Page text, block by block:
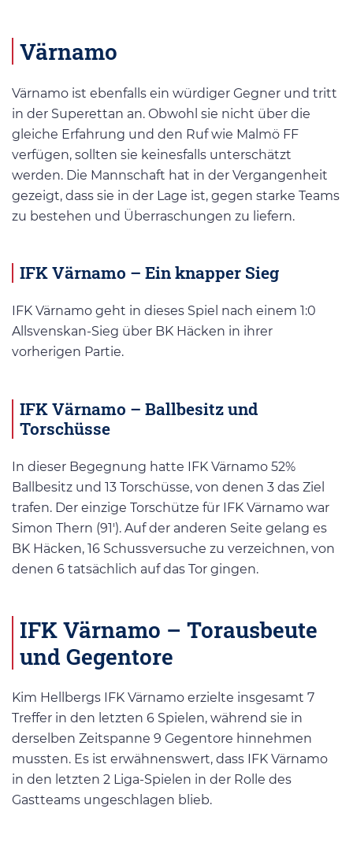
Värnamo
Värnamo ist ebenfalls ein würdiger Gegner und tritt
in der Superettan an. Obwohl sie nicht über die
gleiche Erfahrung und den Ruf wie Malmö FF
verfügen, sollten sie keinesfalls unterschätzt
werden. Die Mannschaft hat in der Vergangenheit
gezeigt, dass sie in der Lage ist, gegen starke Teams
zu bestehen und Überraschungen zu liefern.
IFK Värnamo – Ein knapper Sieg
IFK Värnamo geht in dieses Spiel nach einem 1:0
Allsvenskan-Sieg über BK Häcken in ihrer
vorherigen Partie.
IFK Värnamo – Ballbesitz und
Torschüsse
In dieser Begegnung hatte IFK Värnamo 52%
Ballbesitz und 13 Torschüsse, von denen 3 das Ziel
trafen. Der einzige Torschütze für IFK Värnamo war
Simon Thern (91′). Auf der anderen Seite gelang es
BK Häcken, 16 Schussversuche zu verzeichnen, von
denen 6 tatsächlich auf das Tor gingen.
IFK Värnamo – Torausbeute
und Gegentore
Kim Hellbergs IFK Värnamo erzielte insgesamt 7
Treffer in den letzten 6 Spielen, während sie in
derselben Zeitspanne 9 Gegentore hinnehmen
mussten. Es ist erwähnenswert, dass IFK Värnamo
in den letzten 2 Liga-Spielen in der Rolle des
Gastteams ungeschlagen blieb.